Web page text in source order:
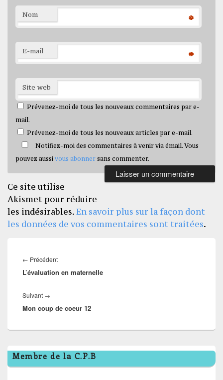
Nom *
E-mail *
Site web
Prévenez-moi de tous les nouveaux commentaires par e-
mail.
Prévenez-moi de tous les nouveaux articles par e-mail.
Notifiez-moi des commentaires à venir via émail. Vous
pouvez aussi vous abonner sans commenter.
Ce site utilise
Akismet pour réduire
les indésirables.En savoir plus sur la façon dont
les données de vos commentaires sont traitées.
de
← PrécédentArticle
précédent :
L’évaluation en maternelle
Suivant →
suivant :
Mon coup de coeur 12
Zone
principale
de
Membre de la C.P.B